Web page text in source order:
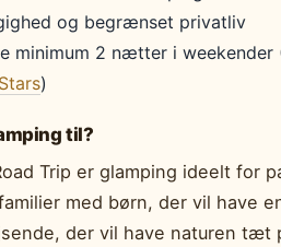
og begrænset privatliv
minimum 2 nætter i weekender
)
til?
Trip er glamping ideelt for
med børn, der vil have
der vil have naturen tæt